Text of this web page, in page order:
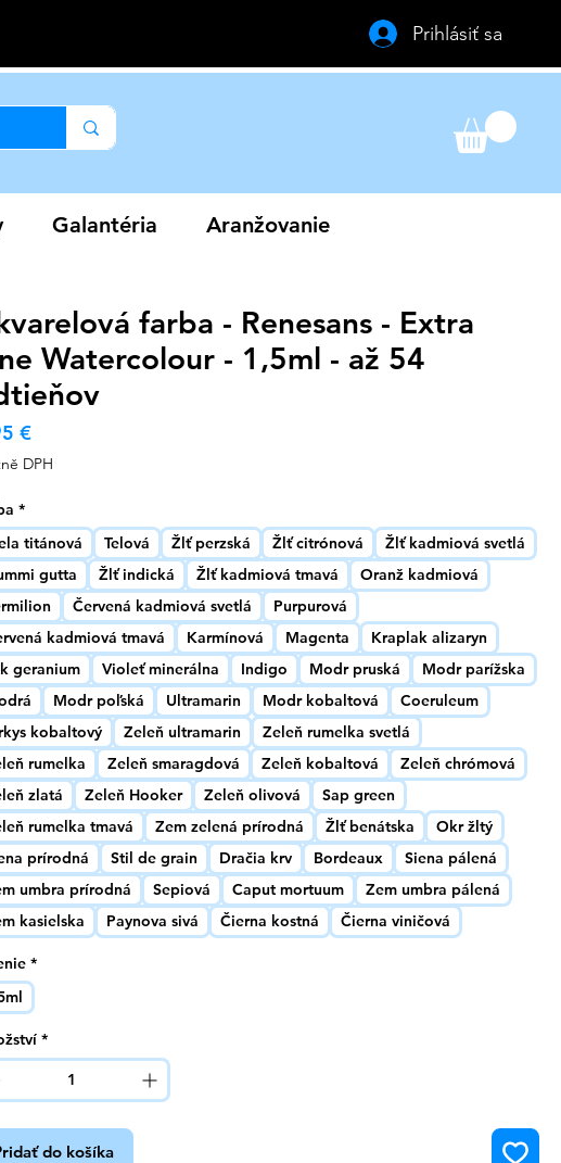
Prihlásiť sa
Galantéria Aranžovanie
farba - Renesans - Extra
Watercolour - 1,5ml - až 54
€Cena
DPH
*
titánová
Telová Žlť perzská Žlť citrónová
Žlť kadmiová svetlá
gutta
Žlť indická Žlť kadmiová tmavá
Oranž kadmiová
Červená kadmiová svetlá
Purpurová
kadmiová tmavá
Karmínová Magenta
Kraplak alizaryn
geranium
Violeť minerálna Indigo Modr pruská
Modr parížska
Modr poľská Ultramarin Modr kobaltová
Coeruleum
kobaltový
Zeleň ultramarin
Zeleň rumelka svetlá
rumelka
Zeleň smaragdová Zeleň kobaltová
Zeleň chrómová
zlatá
Zeleň Hooker Zeleň olivová
Sap green
rumelka tmavá
Zem zelená prírodná Žlť benátska
Okr žltý
prírodná
Stil de grain Dračia krv Bordeaux
Siena pálená
umbra prírodná
Sepiová Caput mortuum
Zem umbra pálená
kasielska
Paynova sivá Čierna kostná Čierna viničová
*
*
do košíka